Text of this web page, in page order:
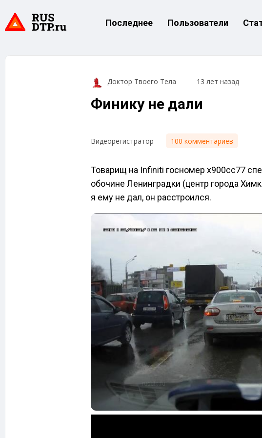
Последнее Пользователи
Доктор Твоего Тела 13 лет назад
Финику не дали
Видеорегистратор 100 комментариев
Товарищ на Infiniti госномер х900сс77
обочине Ленинградки (центр города
я ему не дал, он расстроился.